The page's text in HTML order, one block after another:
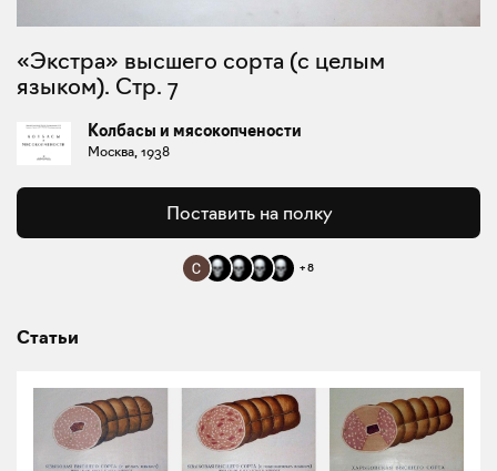
«Экстра» высшего сорта (с целым
языком). Стр. 7
Колбасы и мясокопчености
Москва, 1938
Поставить на полку
+8
Статьи